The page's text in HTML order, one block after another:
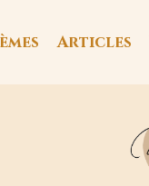
Articles